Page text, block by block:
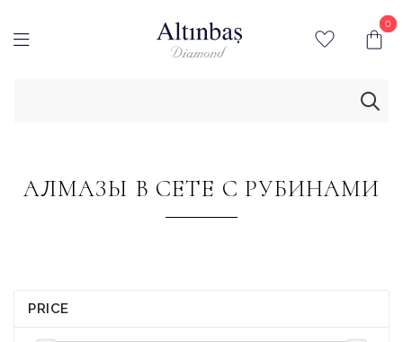
0
0
АЛМАЗЫ В СЕТЕ С РУБИНАМИ
PRICE